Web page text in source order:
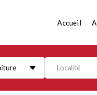
Accueil
Localité